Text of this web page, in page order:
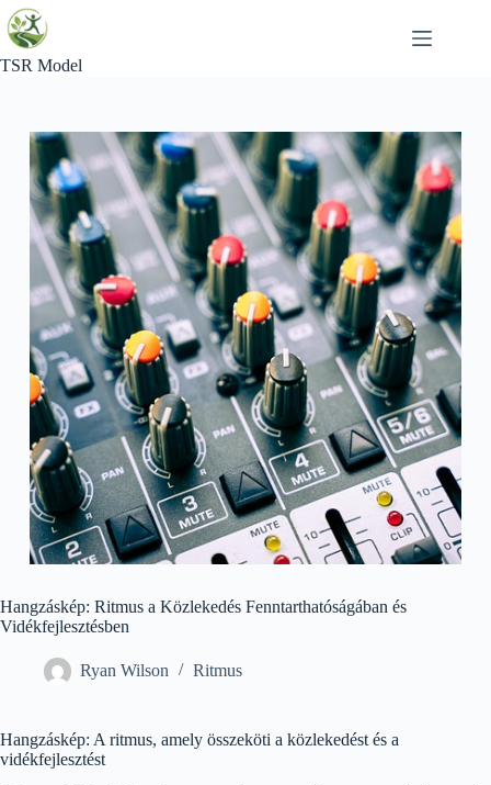
Skip
to
content
TSR Model
Hangzáskép: Ritmus a Közlekedés Fenntarthatóságában és
Vidékfejlesztésben
Ryan Wilson Ritmus
Hangzáskép: A ritmus, amely összeköti a közlekedést és a
vidékfejlesztést